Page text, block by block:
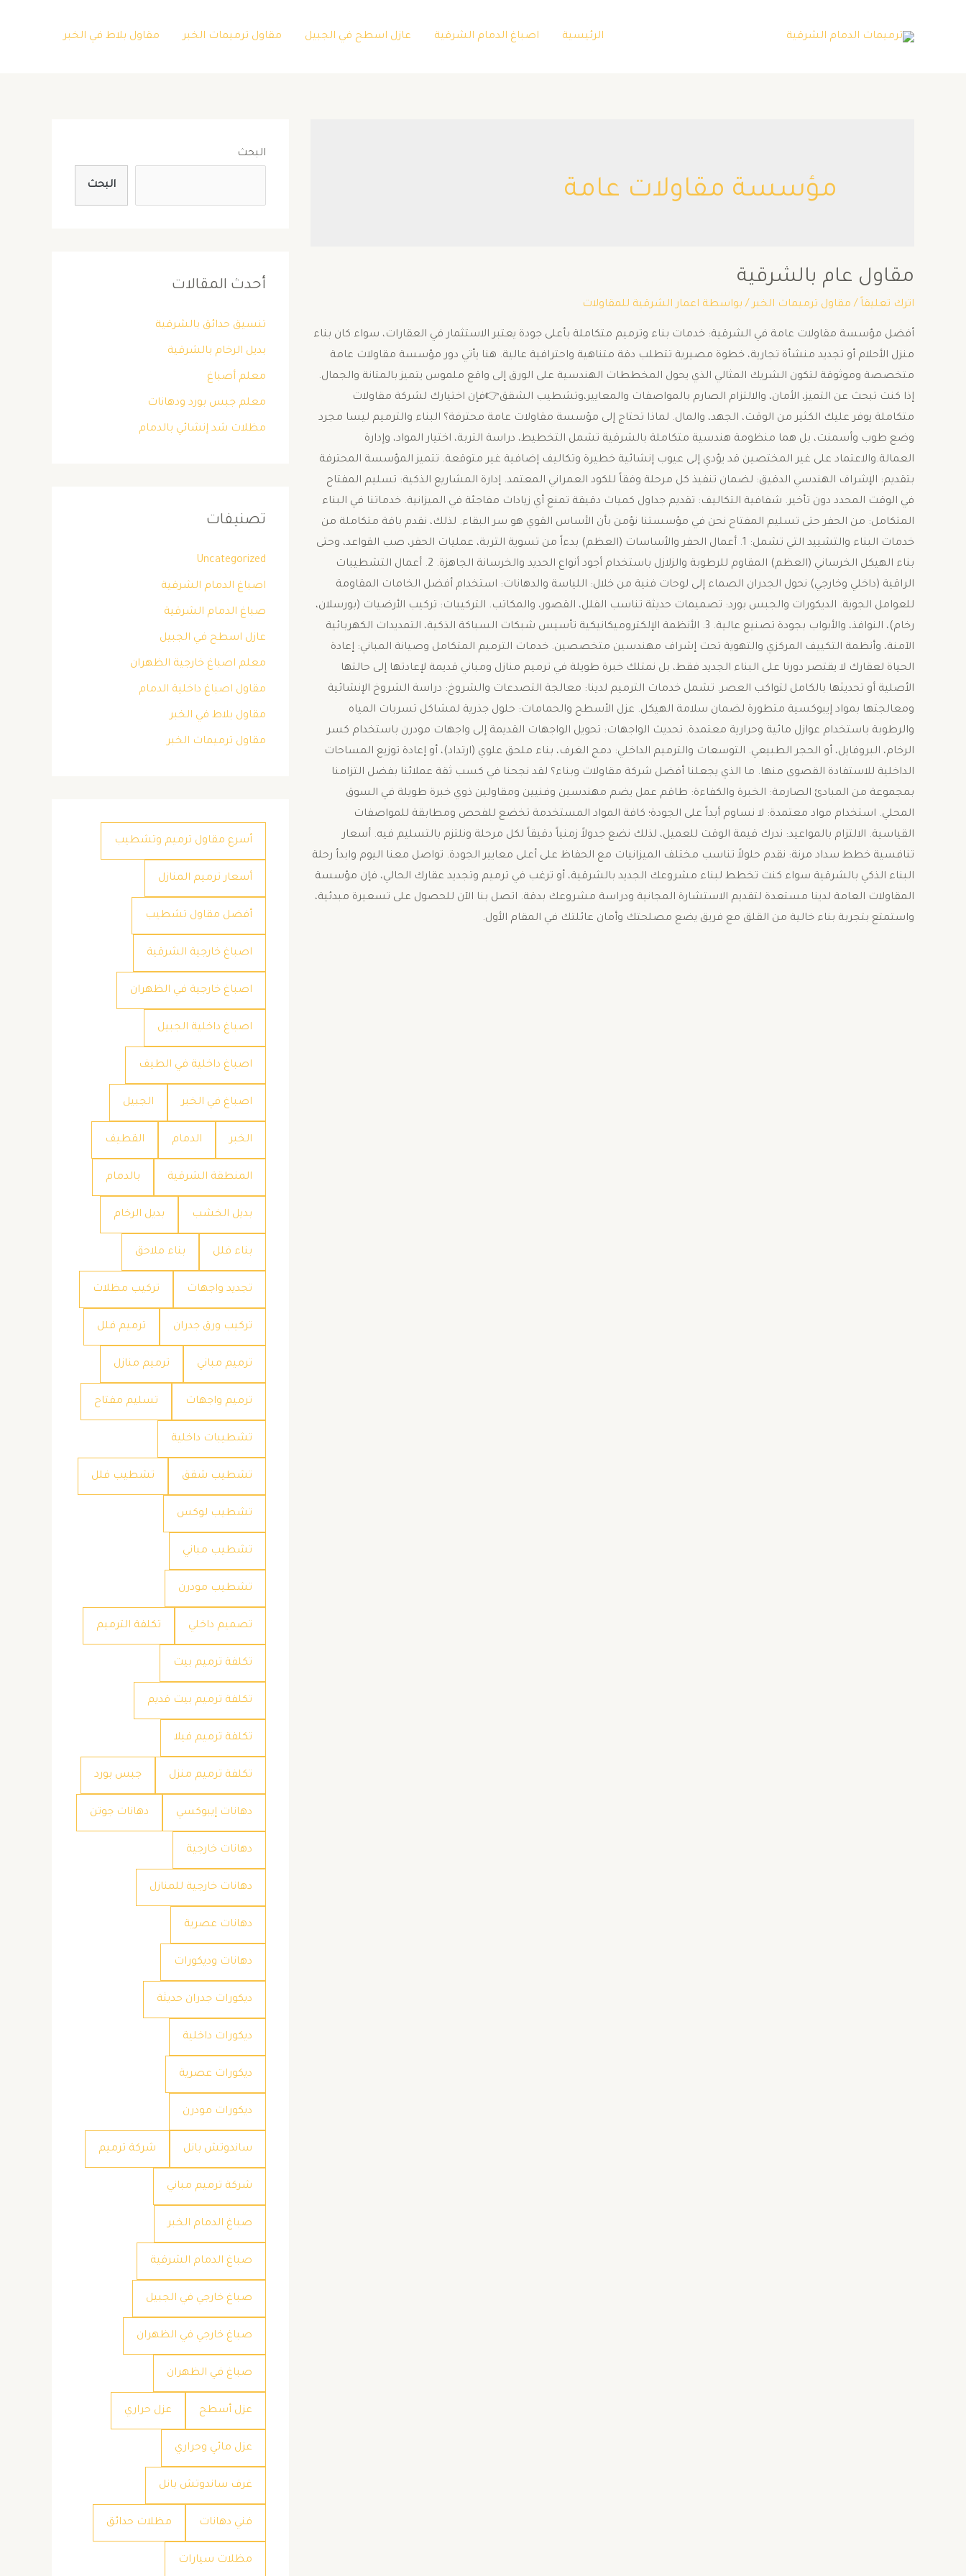
الرئيسية اصباغ الدمام الشرقية عازل اسطح في الجبيل مقاول ترميمات الخبر مقاول بلاط في الخبر
مؤسسة مقاولات عامة
مقاول عام بالشرقية
اترك تعليقاً / مقاول ترميمات الخبر/ بواسطة اعمار الشرقية للمقاولات
أفضل مؤسسة مقاولات عامة في الشرقية: خدمات بناء وترميم متكاملة بأعلى جودة ​يعتبر الاستثمار في العقارات، سواء كان بناء
منزل الأحلام أو تجديد منشأة تجارية، خطوة مصيرية تتطلب دقة متناهية واحترافية عالية. هنا يأتي دور مؤسسة مقاولات عامة
متخصصة وموثوقة لتكون الشريك المثالي الذي يحول المخططات الهندسية على الورق إلى واقع ملموس يتميز بالمتانة والجمال. ​
إذا كنت تبحث عن التميز، الأمان، والالتزام الصارم بالمواصفات والمعايير،وتشطيب الشقق👉فإن اختيارك لشركة مقاولات
متكاملة يوفر عليك الكثير من الوقت، الجهد، والمال. ​لماذا تحتاج إلى مؤسسة مقاولات عامة محترفة؟ ​البناء والترميم ليسا مجرد
وضع طوب وأسمنت، بل هما منظومة هندسية متكاملة بالشرقية تشمل التخطيط، دراسة التربة، اختيار المواد، وإدارة
العمالة.والاعتماد على غير المختصين قد يؤدي إلى عيوب إنشائية خطيرة وتكاليف إضافية غير متوقعة. ​تتميز المؤسسة المحترفة
بتقديم: ​الإشراف الهندسي الدقيق: لضمان تنفيذ كل مرحلة وفقاً للكود العمراني المعتمد. ​إدارة المشاريع الذكية: تسليم المفتاح
في الوقت المحدد دون تأخير. ​شفافية التكاليف: تقديم جداول كميات دقيقة تمنع أي زيادات مفاجئة في الميزانية. ​خدماتنا في البناء
المتكامل: من الحفر حتى تسليم المفتاح ​نحن في مؤسستنا نؤمن بأن الأساس القوي هو سر البقاء. لذلك، نقدم باقة متكاملة من
خدمات البناء والتشييد التي تشمل: ​1. أعمال الحفر والأساسات (العظم) ​بدءاً من تسوية التربة، عمليات الحفر، صب القواعد، وحتى
بناء الهيكل الخرساني (العظم) المقاوم للرطوبة والزلازل باستخدام أجود أنواع الحديد والخرسانة الجاهزة. ​2. أعمال التشطيبات
الراقية (داخلي وخارجي) ​نحول الجدران الصماء إلى لوحات فنية من خلال: ​اللياسة والدهانات: استخدام أفضل الخامات المقاومة
للعوامل الجوية. ​الديكورات والجبس بورد: تصميمات حديثة تناسب الفلل، القصور، والمكاتب. ​التركيبات: تركيب الأرضيات (بورسلان،
رخام)، النوافذ، والأبواب بجودة تصنيع عالية. ​3. الأنظمة الإلكتروميكانيكية ​تأسيس شبكات السباكة الذكية، التمديدات الكهربائية
الآمنة، وأنظمة التكييف المركزي والتهوية تحت إشراف مهندسين متخصصين. ​خدمات الترميم المتكامل وصيانة المباني: إعادة
الحياة لعقارك ​لا يقتصر دورنا على البناء الجديد فقط، بل نمتلك خبرة طويلة في ترميم منازل ومباني قديمة لإعادتها إلى حالتها
الأصلية أو تحديثها بالكامل لتواكب العصر. تشمل خدمات الترميم لدينا: ​معالجة التصدعات والشروخ: دراسة الشروخ الإنشائية
ومعالجتها بمواد إيبوكسية متطورة لضمان سلامة الهيكل. ​عزل الأسطح والحمامات: حلول جذرية لمشاكل تسربات المياه
والرطوبة باستخدام عوازل مائية وحرارية معتمدة. ​تحديث الواجهات: تحويل الواجهات القديمة إلى واجهات مودرن باستخدام كسر
الرخام، البروفايل، أو الحجر الطبيعي. ​التوسعات والترميم الداخلي: دمج الغرف، بناء ملحق علوي (ارتداد)، أو إعادة توزيع المساحات
الداخلية للاستفادة القصوى منها. ​ما الذي يجعلنا أفضل شركة مقاولات وبناء؟ ​لقد نجحنا في كسب ثقة عملائنا بفضل التزامنا
بمجموعة من المبادئ الصارمة: ​الخبرة والكفاءة: طاقم عمل يضم مهندسين وفنيين ومقاولين ذوي خبرة طويلة في السوق
المحلي. ​استخدام مواد معتمدة: لا نساوم أبداً على الجودة؛ كافة المواد المستخدمة تخضع للفحص ومطابقة للمواصفات
القياسية. ​الالتزام بالمواعيد: ندرك قيمة الوقت للعميل، لذلك نضع جدولاً زمنياً دقيقاً لكل مرحلة ونلتزم بالتسليم فيه. ​أسعار
تنافسية خطط سداد مرنة: نقدم حلولاً تناسب مختلف الميزانيات مع الحفاظ على أعلى معايير الجودة. ​تواصل معنا اليوم وابدأ رحلة
البناء الذكي بالشرقية ​سواء كنت تخطط لبناء مشروعك الجديد بالشرقية، أو ترغب في ترميم وتجديد عقارك الحالي، فإن مؤسسة
المقاولات العامة لدينا مستعدة لتقديم الاستشارة المجانية ودراسة مشروعك بدقة. ​اتصل بنا الآن للحصول على تسعيرة مبدئية،
واستمتع بتجربة بناء خالية من القلق مع فريق يضع مصلحتك وأمان عائلتك في المقام الأول.
البحث
البحث
أحدث المقالات
تنسيق حدائق بالشرقية
بديل الرخام بالشرقية
معلم أصباغ
معلم جبس بورد ودهانات
مظلات شد إنشائي بالدمام
تصنيفات
Uncategorized
اصباغ الدمام الشرقية
صباغ الدمام الشرقية
عازل اسطح في الجبيل
معلم اصباغ خارجية الظهران
مقاول اصباغ داخلية الدمام
مقاول بلاط في الخبر
مقاول ترميمات الخبر
أسرع مقاول ترميم وتشطيب
أسعار ترميم المنازل
أفضل مقاول تشطيب
اصباغ خارجية الشرقية
اصباغ خارجية في الظهران
اصباغ داخلية الجبيل
اصباغ داخلية في الطيف
اصباغ في الخبر الجبيل
الخبر الدمام القطيف
المنطقة الشرقية بالدمام
بديل الخشب بديل الرخام
بناء فلل بناء ملاحق
تجديد واجهات تركيب مظلات
تركيب ورق جدران ترميم فلل
ترميم مباني ترميم منازل
ترميم واجهات تسليم مفتاح
تشطيبات داخلية
تشطيب شقق تشطيب فلل
تشطيب لوكس
تشطيب مباني
تشطيب مودرن
تصميم داخلي تكلفة الترميم
تكلفة ترميم بيت
تكلفة ترميم بيت قديم
تكلفة ترميم فيلا
تكلفة ترميم منزل جبس بورد
دهانات إيبوكسي دهانات جوتن
دهانات خارجية
دهانات خارجية للمنازل
دهانات عصرية
دهانات وديكورات
ديكورات جدران حديثة
ديكورات داخلية
ديكورات عصرية
ديكورات مودرن
ساندوتش بانل شركة ترميم
شركة ترميم مباني
صباغ الدمام الخبر
صباغ الدمام الشرقية
صباغ خارجي في الجبيل
صباغ خارجي في الظهران
صباغ في الظهران
عزل أسطح عزل حراري
عزل مائي وحراري
غرف ساندوتش بانل
فني دهانات مظلات حدائق
مظلات سيارات